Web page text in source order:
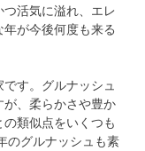
活気に溢れ、エレ
が今後何度も来る
す。グルナッシュ
、柔らかさや豊か
類似点をいくつも
のグルナッシュも素